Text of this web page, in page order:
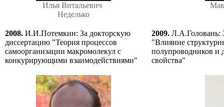
Илья Витальевич
Неделько
2008. И.И.Потемкин: За докторскую
диссертацию "Теория процессов
самоорганизации макромолекул с
конкурирующими взаимодействиями"
2009. Л.А.Головань:
"Влияние
полупроводников и
свойства"